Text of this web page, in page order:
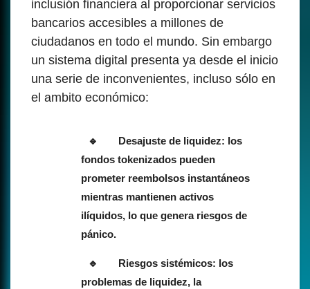
inclusión financiera al proporcionar servicios
bancarios accesibles a millones de
ciudadanos en todo el mundo. Sin embargo
un sistema digital presenta ya desde el inicio
una serie de inconvenientes, incluso sólo en
el ambito económico:
Desajuste de liquidez: los
fondos tokenizados pueden
prometer reembolsos instantáneos
mientras mantienen activos
ilíquidos, lo que genera riesgos de
pánico.
Riesgos sistémicos: los
problemas de liquidez, la